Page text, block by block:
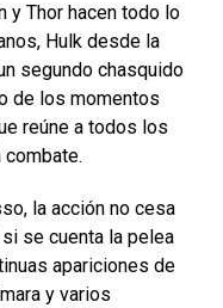
y Thor hacen todo lo
Hulk desde la
segundo chasquido
de los momentos
reúne a todos los
la acción no cesa
se cuenta la pelea
apariciones de
y varios